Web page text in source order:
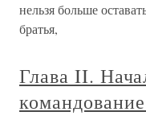
нельзя больше
братья,
Глава II.